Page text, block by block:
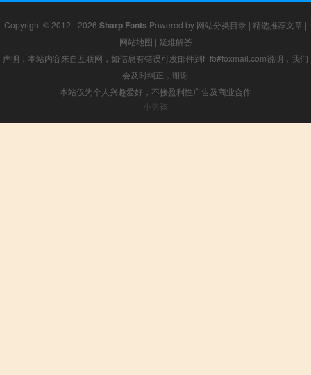
Copyright © 2012 - 2026 Sharp Fonts Powered by 网站分类目录 | 精选推荐文章 |
网站地图 | 疑难解答
声明：本站内容来自互联网，如信息有错误可发邮件到f_fb#foxmail.com说明，我们
会及时纠正，谢谢
本站仅为个人兴趣爱好，不接盈利性广告及商业合作
小男孩